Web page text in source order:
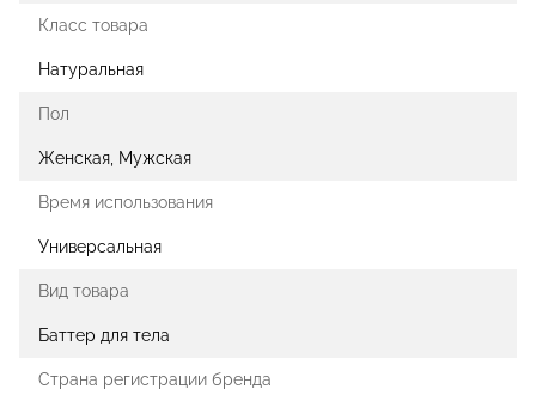
Класс товара
Натуральная
Пол
Женская, Мужская
Время использования
Универсальная
Вид товара
Баттер для тела
Страна регистрации бренда